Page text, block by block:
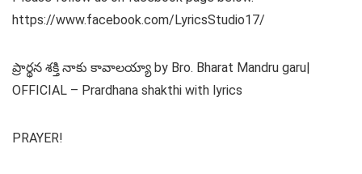
https://www.facebook.com/LyricsStudio17/
ప్రార్థన శక్తి నాకు కావాలయ్యా by Bro. Bharat Mandru garu|
OFFICIAL – Prardhana shakthi with lyrics
PRAYER!